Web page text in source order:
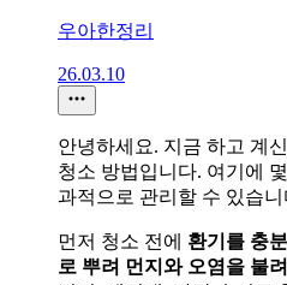
우아한정리
26.03.10
안녕하세요. 지금 하고 계
청소 방법입니다. 여기에
과적으로 관리할 수 있습니
먼저 청소 전에 환기를 충
로 뿌려 먼지와 오염을 불